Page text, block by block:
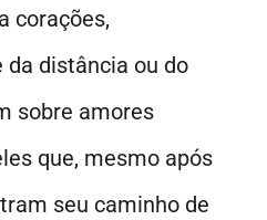
corações,
distância ou do
sobre amores
que, mesmo após
seu caminho de